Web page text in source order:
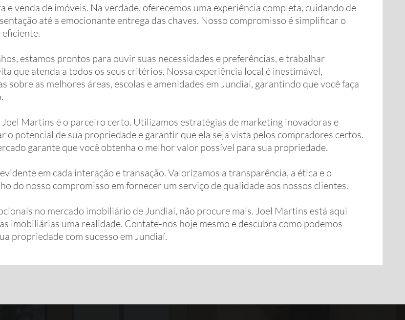
venda de imóveis. Na verdade, oferecemos uma experiência completa, cuidando de
até a emocionante entrega das chaves. Nosso compromisso é simplificar o
estamos prontos para ouvir suas necessidades e preferências, e trabalhar
que atenda a todos os seus critérios. Nossa experiência local é inestimável,
as melhores áreas, escolas e amenidades em Jundiaí, garantindo que você faça
Martins é o parceiro certo. Utilizamos estratégias de marketing inovadoras e
o potencial de sua propriedade e garantir que ela seja vista pelos compradores certos.
garante que você obtenha o melhor valor possível para sua propriedade.
em cada interação e transação. Valorizamos a transparência, a ética e o
do nosso compromisso em fornecer um serviço de qualidade aos nossos clientes.
no mercado imobiliário de Jundiaí, não procure mais. Joel Martins está aqui
imobiliárias uma realidade. Contate-nos hoje mesmo e descubra como podemos
propriedade com sucesso em Jundiaí.